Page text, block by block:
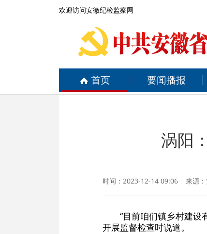
欢迎访问安徽纪检监察网
首页 要闻播报
涡阳
时间：2023-12-14 09:06 来源：
“目前咱们镇乡村建设
开展监督检查时说道。